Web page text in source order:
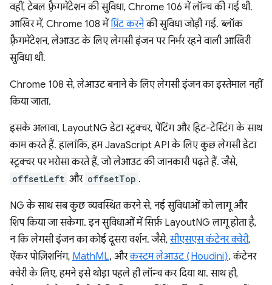
वहीं, टेबल फ़्रैगमेंटेशन की सुविधा, Chrome 106 में लॉन्च की गई थी.
आखिर में, Chrome 108 मेंप्रिंट करनेकी सुविधा जोड़ी गई. ब्लॉक
फ़्रैगमेंटेशन, लेआउट के लिए लेगसी इंजन पर निर्भर रहने वाली आखिरी
सुविधा थी.
Chrome 108 से, लेआउट बनाने के लिए लेगसी इंजन का इस्तेमाल नहीं
किया जाता.
इसके अलावा, LayoutNG डेटा स्ट्रक्चर, पेंटिंग और हिट-टेस्टिंग के साथ
काम करते हैं. हालांकि, हम JavaScript API के लिए कुछ लेगसी डेटा
स्ट्रक्चर पर भरोसा करते हैं, जो लेआउट की जानकारी पढ़ते हैं. जैसे,
offsetLeft और offsetTop .
NG के साथ सब कुछ व्यवस्थित करने से, नई सुविधाओं को लागू और
शिप किया जा सकेगा. इन सुविधाओं में सिर्फ़ LayoutNG लागू होता है,
न कि लेगसी इंजन का कोई दूसरा वर्शन. जैसे,सीएसएस कंटेनर क्वेरी,
ऐंकर पोज़िशनिंग, MathML, औरकस्टम लेआउट (Houdini). कंटेनर
क्वेरी के लिए, हमने इसे थोड़ा पहले ही लॉन्च कर दिया था. साथ ही,